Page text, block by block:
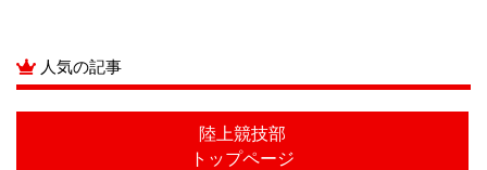
人気の記事
陸上競技部
トップページ